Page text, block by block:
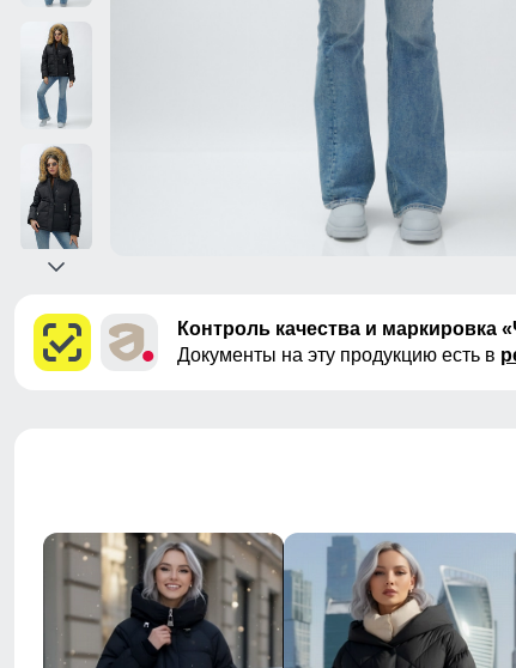
Контроль качества и маркировка
Документы на эту продукцию есть в